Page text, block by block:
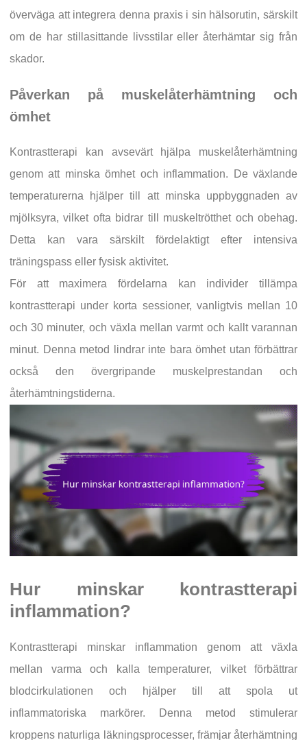
överväga att integrera denna praxis i sin hälsorutin, särskilt
om de har stillasittande livsstilar eller återhämtar sig från
skador.
Påverkan på muskelåterhämtning och
ömhet
Kontrastterapi kan avsevärt hjälpa muskelåterhämtning
genom att minska ömhet och inflammation. De växlande
temperaturerna hjälper till att minska uppbyggnaden av
mjölksyra, vilket ofta bidrar till muskeltrötthet och obehag.
Detta kan vara särskilt fördelaktigt efter intensiva
träningspass eller fysisk aktivitet.
För att maximera fördelarna kan individer tillämpa
kontrastterapi under korta sessioner, vanligtvis mellan 10
och 30 minuter, och växla mellan varmt och kallt varannan
minut. Denna metod lindrar inte bara ömhet utan förbättrar
också den övergripande muskelprestandan och
återhämtningstiderna.
Hur minskar kontrastterapi
inflammation?
Kontrastterapi minskar inflammation genom att växla
mellan varma och kalla temperaturer, vilket förbättrar
blodcirkulationen och hjälper till att spola ut
inflammatoriska markörer. Denna metod stimulerar
kroppens naturliga läkningsprocesser, främjar återhämtning